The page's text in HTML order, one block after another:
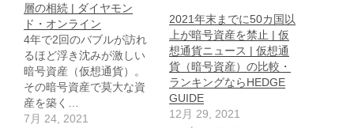
層の相続 | ダイヤモン
ド・オンライン
4年で2回のバブルが訪れ
るほど浮き沈みが激しい
暗号資産（仮想通貨）。
その暗号資産で莫大な資
産を築く…
7月 24, 2021
2021年末までに50カ国以
上が暗号資産を禁止 | 仮
想通貨ニュース | 仮想通
貨（暗号資産）の比較・
ランキングならHEDGE
GUIDE
12月 29, 2021